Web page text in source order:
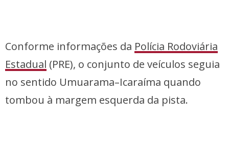
Conforme informações da Polícia Rodoviária
Estadual (PRE), o conjunto de veículos seguia
no sentido Umuarama–Icaraíma quando
tombou à margem esquerda da pista.